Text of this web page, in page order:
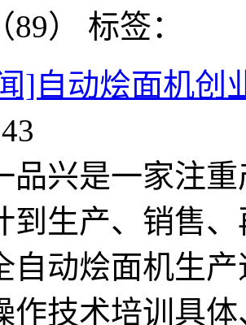
89） 标签：
]自动烩面机创
品兴是一家注
到生产、销售
自动烩面机生
作技术培训具